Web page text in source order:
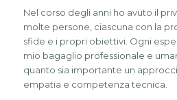
Nel corso degli anni ho avuto il
molte persone, ciascuna con la
sfide e i propri obiettivi. Ogni
mio bagaglio professionale e
quanto sia importante un
empatia e competenza tecnica.